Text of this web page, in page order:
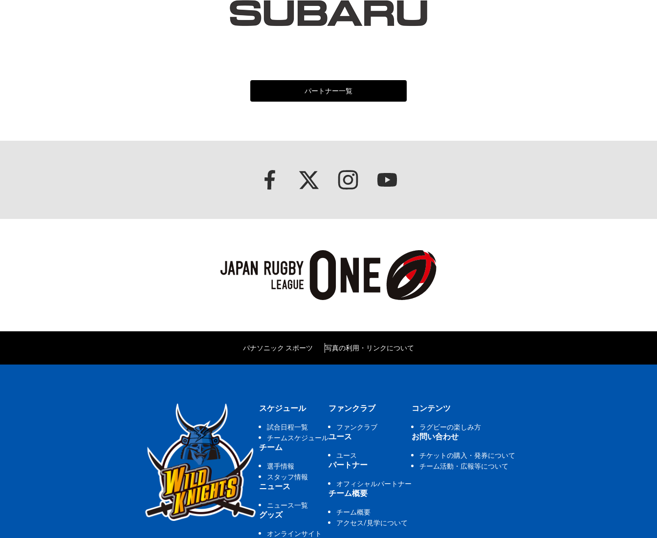
パートナー一覧
パナソニック スポーツ 写真の利用・リンクについて
スケジュール
試合日程一覧
チームスケジュール
チーム
選手情報
スタッフ情報
ニュース
ニュース一覧
グッズ
オンラインサイト
ファンクラブ
ファンクラブ
ユース
ユース
パートナー
オフィシャルパートナー
チーム概要
チーム概要
アクセス/見学について
コンテンツ
ラグビーの楽しみ方
お問い合わせ
チケットの購入・発券について
チーム活動・広報等について